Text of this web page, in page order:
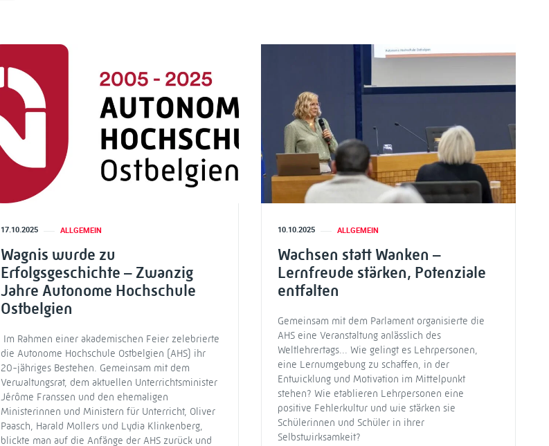
17.10.2025 ALLGEMEIN
Wagnis wurde zu
Erfolgsgeschichte – Zwanzig
Jahre Autonome Hochschule
Ostbelgien
Im Rahmen einer akademischen Feier zelebrierte
die Autonome Hochschule Ostbelgien (AHS) ihr
20-jähriges Bestehen. Gemeinsam mit dem
Verwaltungsrat, dem aktuellen Unterrichtsminister
Jérôme Franssen und den ehemaligen
Ministerinnen und Ministern für Unterricht, Oliver
Paasch, Harald Mollers und Lydia Klinkenberg,
blickte man auf die Anfänge der AHS zurück und
10.10.2025 ALLGEMEIN
Wachsen statt Wanken –
Lernfreude stärken, Potenziale
entfalten
Gemeinsam mit dem Parlament organisierte die
AHS eine Veranstaltung anlässlich des
Weltlehrertags... Wie gelingt es Lehrpersonen,
eine Lernumgebung zu schaffen, in der
Entwicklung und Motivation im Mittelpunkt
stehen? Wie etablieren Lehrpersonen eine
positive Fehlerkultur und wie stärken sie
Schülerinnen und Schüler in ihrer
Selbstwirksamkeit?